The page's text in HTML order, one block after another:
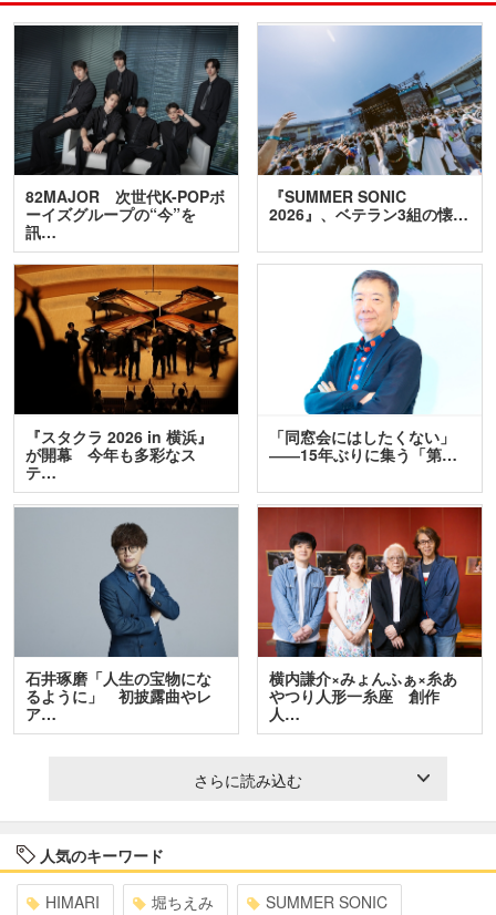
82MAJOR 次世代K-POPボ
ーイズグループの“今”を
訊…
『SUMMER SONIC
2026』、ベテラン3組の懐…
『スタクラ 2026 in 横浜』
が開幕 今年も多彩なス
テ…
「同窓会にはしたくない」
――15年ぶりに集う「第…
石井琢磨「人生の宝物にな
るように」 初披露曲やレ
ア…
横内謙介×みょんふぁ×糸あ
やつり人形一糸座 創作
人…
さらに読み込む
人気のキーワード
HIMARI 堀ちえみ SUMMER SONIC